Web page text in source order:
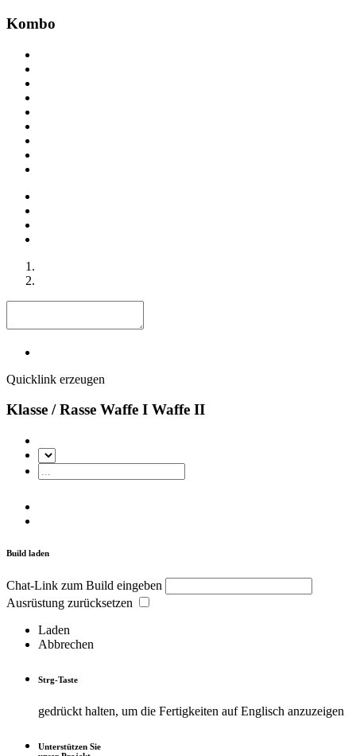
Kombo
Quicklink erzeugen
Klasse / Rasse Waffe I Waffe II
Build laden
Chat-Link zum Build eingeben
Ausrüstung zurücksetzen
Laden
Abbrechen
Strg-Taste
gedrückt halten, um die Fertigkeiten auf Englisch anzuzeigen
Unterstützen Sie